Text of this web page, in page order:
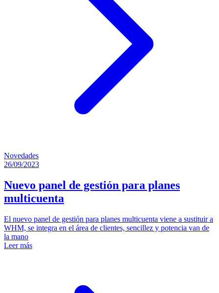
Novedades
26/09/2023
Nuevo panel de gestión para planes
multicuenta
El nuevo panel de gestión para planes multicuenta viene a sustituir a
WHM, se integra en el área de clientes, sencillez y potencia van de
la mano
Leer más